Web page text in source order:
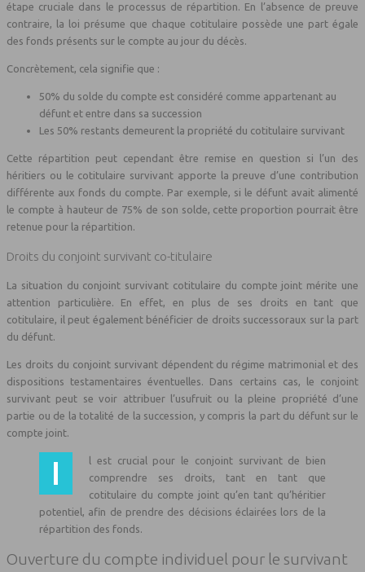
étape cruciale dans le processus de répartition. En l’absence de preuve
contraire, la loi présume que chaque cotitulaire possède une part égale
des fonds présents sur le compte au jour du décès.
Concrètement, cela signifie que :
50% du solde du compte est considéré comme appartenant au
défunt et entre dans sa succession
Les 50% restants demeurent la propriété du cotitulaire survivant
Cette répartition peut cependant être remise en question si l’un des
héritiers ou le cotitulaire survivant apporte la preuve d’une contribution
différente aux fonds du compte. Par exemple, si le défunt avait alimenté
le compte à hauteur de 75% de son solde, cette proportion pourrait être
retenue pour la répartition.
Droits du conjoint survivant co-titulaire
La situation du conjoint survivant cotitulaire du compte joint mérite une
attention particulière. En effet, en plus de ses droits en tant que
cotitulaire, il peut également bénéficier de droits successoraux sur la part
du défunt.
Les droits du conjoint survivant dépendent du régime matrimonial et des
dispositions testamentaires éventuelles. Dans certains cas, le conjoint
survivant peut se voir attribuer l’usufruit ou la pleine propriété d’une
partie ou de la totalité de la succession, y compris la part du défunt sur le
compte joint.
Il est crucial pour le conjoint survivant de bien
comprendre ses droits, tant en tant que
cotitulaire du compte joint qu’en tant qu’héritier
potentiel, afin de prendre des décisions éclairées lors de la
répartition des fonds.
Ouverture du compte individuel pour le survivant